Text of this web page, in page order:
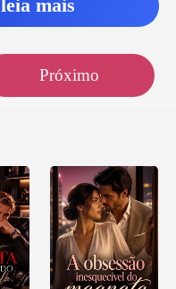
mais
Próximo